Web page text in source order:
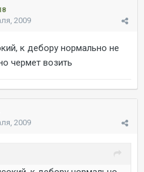
2009
к дебору нормально не
чермет возить
2009